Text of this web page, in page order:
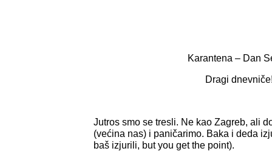
Karantena – Dan
Dragi
Jutros smo se tresli. Ne kao Zagreb, ali
(većina nas) i paničarimo. Baka i deda
baš izjurili, but you get the point).